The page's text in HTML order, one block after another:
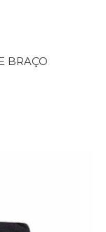
BRAÇO